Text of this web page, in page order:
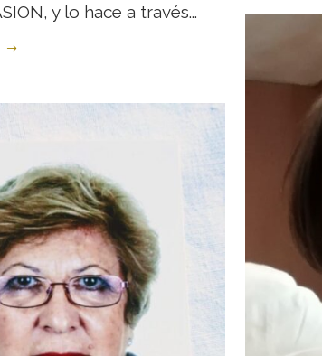
y lo hace a través...